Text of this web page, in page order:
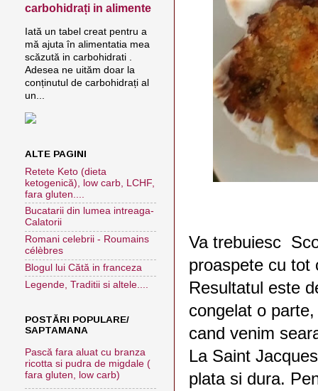
Va trebuiesc
proaspete cu tot
Resultatul este
congelat o
cand venim
La Saint
plata si dura.
carbohidrați in alimente
Iată un tabel creat pentru a
mă ajuta în alimentatia mea
scăzută in carbohidrati .
Adesea ne uităm doar la
conținutul de carbohidrați al
un...
ALTE PAGINI
Retete Keto (dieta
ketogenică), low carb, LCHF,
fara gluten....
Bucatarii din lumea intreaga-
Calatorii
Romani celebrii - Roumains
célèbres
Blogul lui Cătă in franceza
Legende, Traditii si altele....
POSTĂRI POPULARE/
SAPTAMANA
Pască fara aluat cu branza
ricotta si pudra de migdale (
fara gluten, low carb)